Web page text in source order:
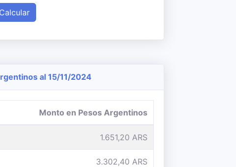
Calcular
al 15/11/2024
Monto en Pesos Argentinos
1.651,20 ARS
3.302,40 ARS